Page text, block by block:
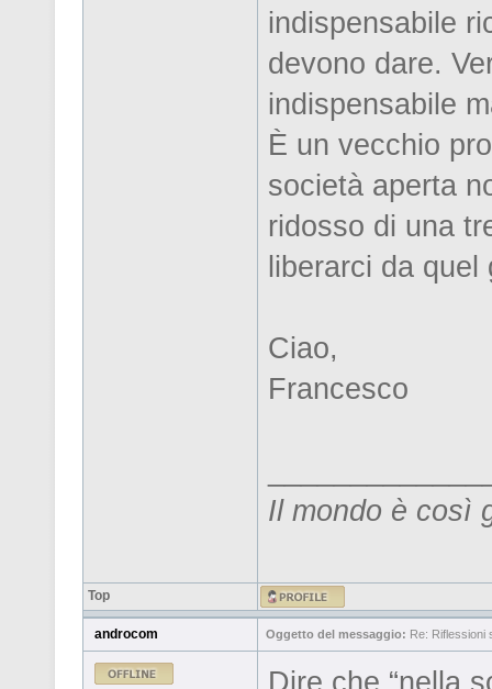
indispensabile
devono dare.
indispensabile
È un vecchio
società aperta
ridosso di una
liberarci da quel
Ciao,
Francesco
Il mondo è così
Top
androcom Oggetto del messaggio: Re: Riflessioni
Dire che “nella